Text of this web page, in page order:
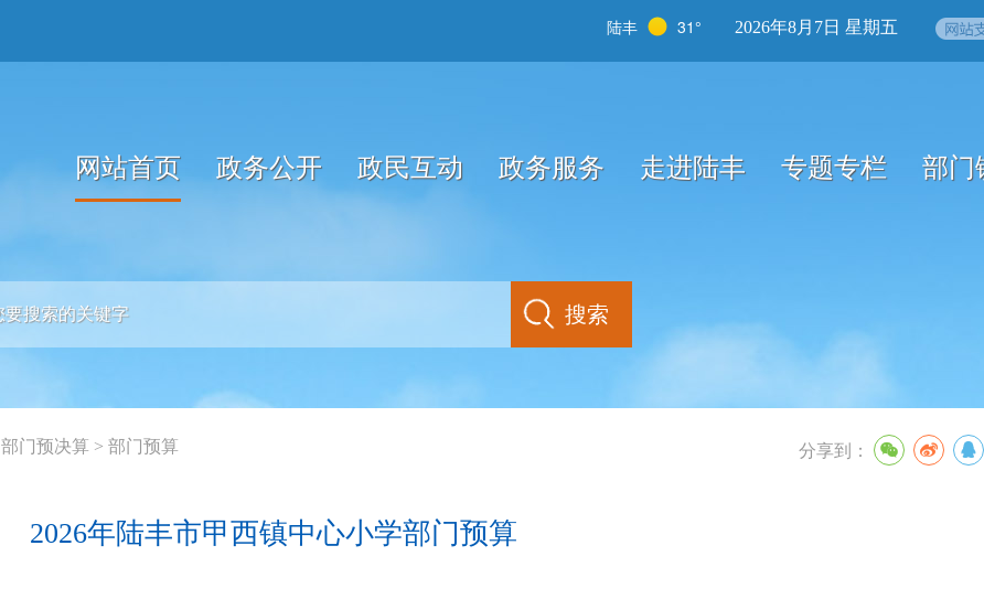
陆丰 31° 2026年8月7日 星期五
网站首页 政务公开 政民互动 政务服务 走进陆丰 专题专栏 部门
部门预决算 > 部门预算 分享到：
2026年陆丰市甲西镇中心小学部门预算